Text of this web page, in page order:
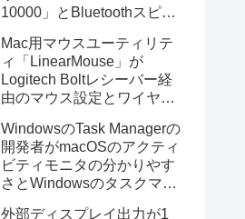
10000」とBluetoothスピー
辺を焼損する火災が6月に3
件発生していたそうなので
注意を。
Mac用マウスユーティリテ
ィ「LinearMouse」が
Logitech Boltレシーバー経
由のマウス設定とワイヤレ
ックボールに対応。
WindowsのTask Managerの
開発者がmacOSのアクティ
ビティモニタの分かりやす
さとWindowsのタスクマネ
外部ディスプレイ出力が1